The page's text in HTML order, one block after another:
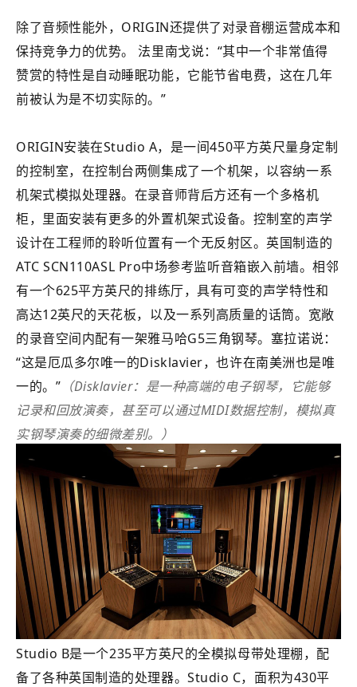
除了音频性能外，ORIGIN还提供了对录音棚运营成本和
保持竞争力的优势。 法里南戈说：“其中一个非常值得
赞赏的特性是自动睡眠功能，它能节省电费，这在几年
前被认为是不切实际的。”
ORIGIN安装在Studio A，是一间450平方英尺量身定制
的控制室，在控制台两侧集成了一个机架，以容纳一系
机架式模拟处理器。在录音师背后方还有一个多格机
柜，里面安装有更多的外置机架式设备。控制室的声学
设计在工程师的聆听位置有一个无反射区。英国制造的
ATC SCN110ASL Pro中场参考监听音箱嵌入前墙。相邻
有一个625平方英尺的排练厅，具有可变的声学特性和
高达12英尺的天花板，以及一系列高质量的话筒。宽敞
的录音空间内配有一架雅马哈G5三角钢琴。塞拉诺说：
“这是厄瓜多尔唯一的Disklavier，也许在南美洲也是唯
一的。” （Disklavier：是一种高端的电子钢琴，它能够
记录和回放演奏，甚至可以通过MIDI数据控制，模拟真
实钢琴演奏的细微差别。）
Studio B是一个235平方英尺的全模拟母带处理棚，配
备了各种英国制造的处理器。Studio C，面积为430平